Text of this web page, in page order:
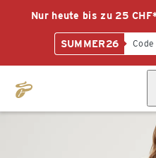
Nur heute bis zu 25
SUMMER26 Code